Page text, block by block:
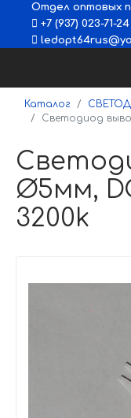
Отдел оптовых
+7 (937) 023-71-24
Каталог
Светодиод
Ø5мм,
3200k